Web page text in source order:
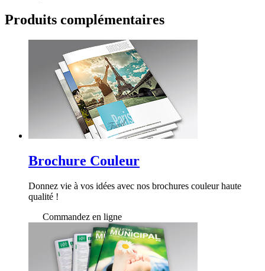
Produits complémentaires
Brochure Couleur
Donnez vie à vos idées avec nos brochures couleur haute
qualité !
Commandez en ligne